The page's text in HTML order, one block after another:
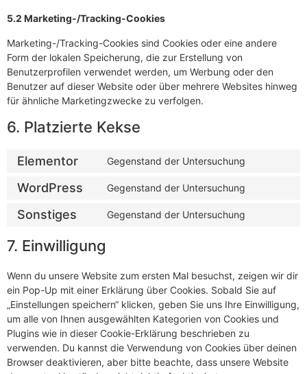
5.2 Marketing-/Tracking-Cookies
Marketing-/Tracking-Cookies sind Cookies oder eine andere
Form der lokalen Speicherung, die zur Erstellung von
Benutzerprofilen verwendet werden, um Werbung oder den
Benutzer auf dieser Website oder über mehrere Websites hinweg
für ähnliche Marketingzwecke zu verfolgen.
6. Platzierte Kekse
Elementor Gegenstand der Untersuchung
WordPress Gegenstand der Untersuchung
Sonstiges Gegenstand der Untersuchung
7. Einwilligung
Wenn du unsere Website zum ersten Mal besuchst, zeigen wir dir
ein Pop-Up mit einer Erklärung über Cookies. Sobald Sie auf
„Einstellungen speichern“ klicken, geben Sie uns Ihre Einwilligung,
um alle von Ihnen ausgewählten Kategorien von Cookies und
Plugins wie in dieser Cookie-Erklärung beschrieben zu
verwenden. Du kannst die Verwendung von Cookies über deinen
Browser deaktivieren, aber bitte beachte, dass unsere Website